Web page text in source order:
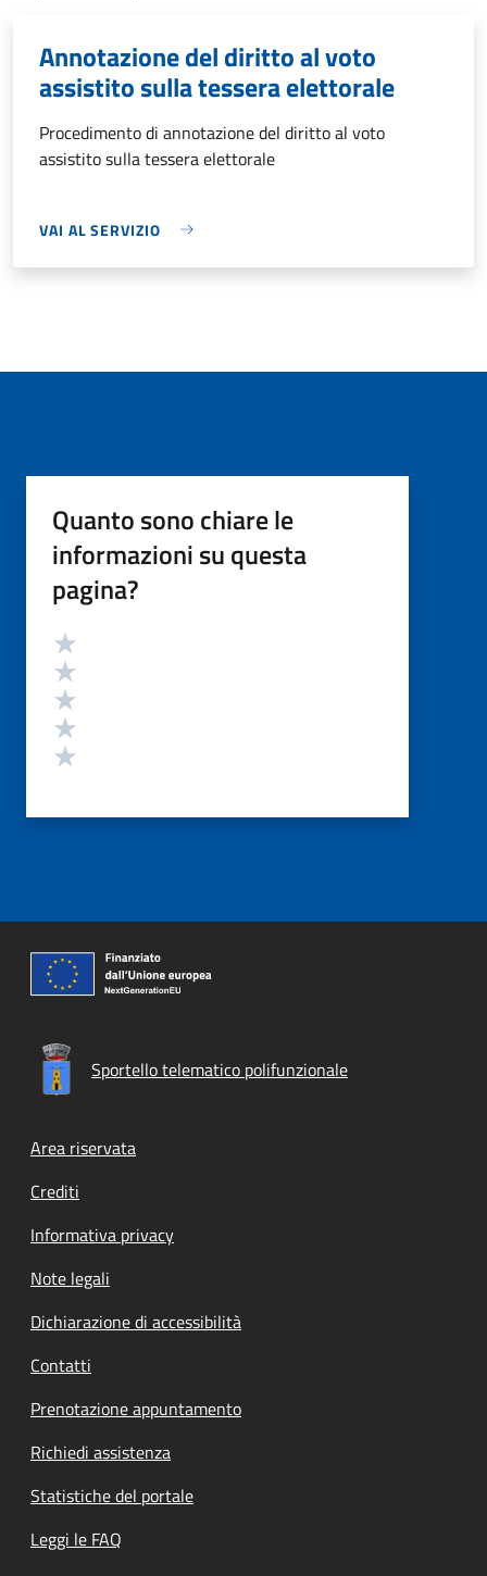
Annotazione del diritto al voto
assistito sulla tessera elettorale
Procedimento di annotazione del diritto al voto
assistito sulla tessera elettorale
VAI AL SERVIZIO
Quanto sono chiare le
informazioni su questa
pagina?
Valutazione
Sportello telematico polifunzionale
Footer menu
Area riservata
Crediti
Informativa privacy
Note legali
Dichiarazione di accessibilità
Contatti
Prenotazione appuntamento
Richiedi assistenza
Statistiche del portale
Leggi le FAQ